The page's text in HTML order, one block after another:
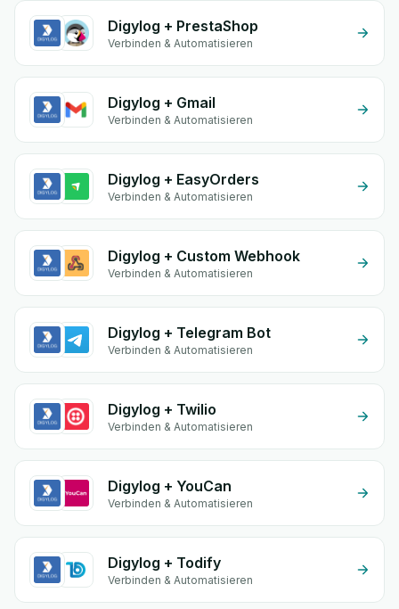
Digylog + PrestaShop
Verbinden & Automatisieren
Digylog + Gmail
Verbinden & Automatisieren
Digylog + EasyOrders
Verbinden & Automatisieren
Digylog + Custom Webhook
Verbinden & Automatisieren
Digylog + Telegram Bot
Verbinden & Automatisieren
Digylog + Twilio
Verbinden & Automatisieren
Digylog + YouCan
Verbinden & Automatisieren
Digylog + Todify
Verbinden & Automatisieren